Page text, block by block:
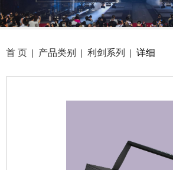
首 页 | 产品类别 | 利剑系列 | 详细